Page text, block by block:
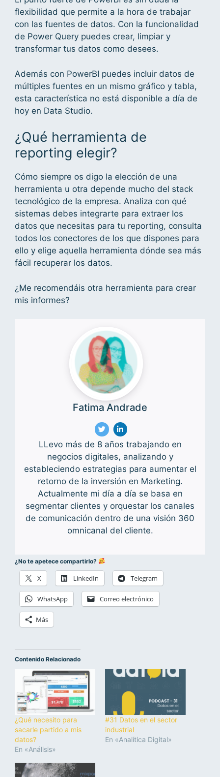
flexibilidad que permite a la hora de trabajar
con las fuentes de datos. Con la funcionalidad
de Power Query puedes crear, limpiar y
transformar tus datos como desees.
Además con PowerBI puedes incluir datos de
múltiples fuentes en un mismo gráfico y tabla,
esta característica no está disponible a día de
hoy en Data Studio.
¿Qué herramienta de
reporting elegir?
Cómo siempre os digo la elección de una
herramienta u otra depende mucho del stack
tecnológico de la empresa. Analiza con qué
sistemas debes integrarte para extraer los
datos que necesitas para tu reporting, consulta
todos los conectores de los que dispones para
ello y elige aquella herramienta dónde sea más
fácil recuperar los datos.
¿Me recomendáis otra herramienta para crear
mis informes?
Fatima Andrade
LLevo más de 8 años trabajando en
negocios digitales, analizando y
estableciendo estrategias para aumentar el
retorno de la inversión en Marketing.
Actualmente mi día a día se basa en
segmentar clientes y orquestar los canales
de comunicación dentro de una visión 360
omnicanal del cliente.
¿No te apetece compartirlo?
X LinkedIn Telegram
WhatsApp Correo electrónico
Más
Contenido Relacionado
¿Qué necesito para
sacarle partido a mis
datos?
En «Análisis»
#31 Datos en el sector
industrial
En «Analítica Digital»